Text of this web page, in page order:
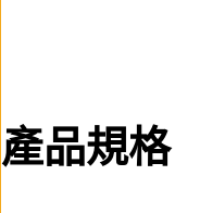
產品規格